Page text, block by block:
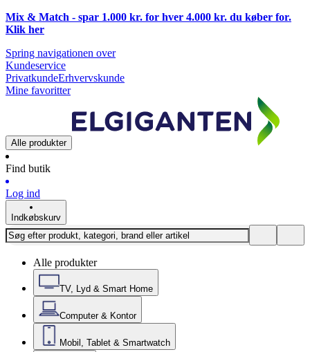
Mix & Match - spar 1.000 kr. for hver 4.000 kr. du køber for.
Klik her
Spring navigationen over
Kundeservice
PrivatkundeErhvervskunde
Mine favoritter
Alle produkter
Find butik
Log ind
Indkøbskurv
Alle produkter
TV, Lyd & Smart Home
Computer & Kontor
Mobil, Tablet & Smartwatch